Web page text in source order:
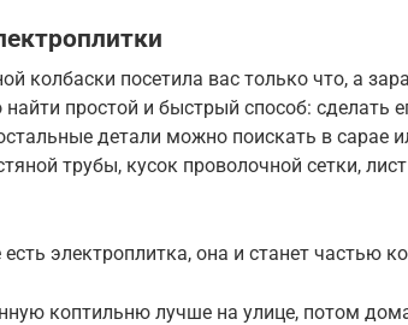
колбаски посетила вас только что, а
простой и быстрый способ: сделать
детали можно поискать в сарае
трубы, кусок проволочной сетки,
электроплитка, она и станет частью
коптильню лучше на улице, потом